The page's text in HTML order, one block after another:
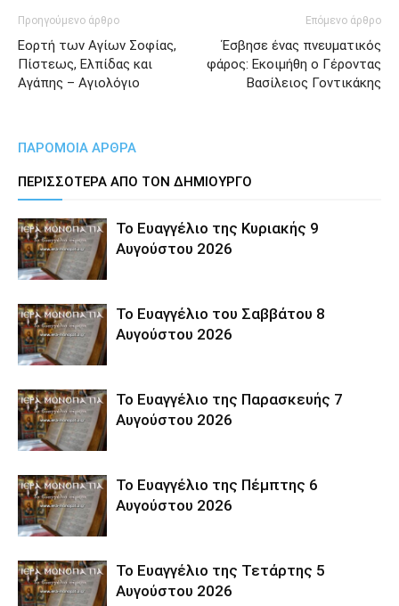
Προηγούμενο άρθρο
Εορτή των Αγίων Σοφίας,
Πίστεως, Ελπίδας και
Αγάπης – Αγιολόγιο
Επόμενο άρθρο
Έσβησε ένας πνευματικός
φάρος: Εκοιμήθη ο Γέροντας
Βασίλειος Γοντικάκης
ΠΑΡΟΜΟΙΑ ΑΡΘΡΑ
ΠΕΡΙΣΣΟΤΕΡΑ ΑΠΟ ΤΟΝ ΔΗΜΙΟΥΡΓΟ
Το Ευαγγέλιο της Κυριακής 9
Αυγούστου 2026
Το Ευαγγέλιο του Σαββάτου 8
Αυγούστου 2026
Το Ευαγγέλιο της Παρασκευής 7
Αυγούστου 2026
Το Ευαγγέλιο της Πέμπτης 6
Αυγούστου 2026
Το Ευαγγέλιο της Τετάρτης 5
Αυγούστου 2026